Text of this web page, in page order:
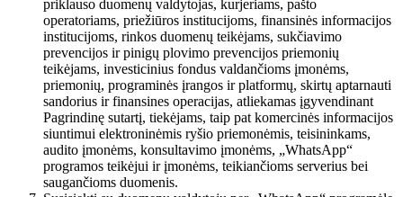
priklauso duomenų valdytojas, kurjeriams, pašto
operatoriams, priežiūros institucijoms, finansinės informacijos
institucijoms, rinkos duomenų teikėjams, sukčiavimo
prevencijos ir pinigų plovimo prevencijos priemonių
teikėjams, investicinius fondus valdančioms įmonėms,
priemonių, programinės įrangos ir platformų, skirtų aptarnauti
sandorius ir finansines operacijas, atliekamas įgyvendinant
Pagrindinę sutartį, tiekėjams, taip pat komercinės informacijos
siuntimui elektroninėmis ryšio priemonėmis, teisininkams,
audito įmonėms, konsultavimo įmonėms, „WhatsApp“
programos teikėjui ir įmonėms, teikiančioms serverius bei
saugančioms duomenis.